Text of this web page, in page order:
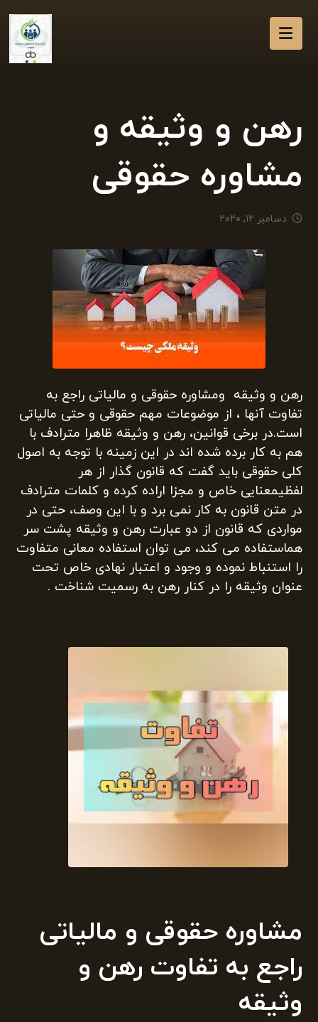
رهن و وثیقه و
مشاوره حقوقی
دسامبر ۱۲, ۲۰۲۰
رهن و وثیقه ومشاوره حقوقی و مالیاتی راجع به
تفاوت آنها ، از موضوعات مهم حقوقی و حتی مالیاتی
است.در برخی قوانین، رهن و وثیقه ظاهرا مترادف با
هم به کار برده شده اند در این زمینه با توجه به اصول
کلی حقوقی باید گفت که قانون گذار از هر
لفظیمعنایی خاص و مجزا اراده کرده و کلمات مترادف
در متن قانون به کار نمی برد و با این وصف، حتی در
مواردی که قانون از دو عبارت رهن و وثیقه پشت سر
هماستفاده می کند، می توان استفاده معانی متفاوت
را استنباط نموده و وجود و اعتبار نهادی خاص تحت
عنوان وثیقه را در کنار رهن به رسمیت شناخت .
مشاوره حقوقی و مالیاتی
راجع به تفاوت رهن و
وثیقه